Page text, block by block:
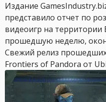
Издание
представило отчет по
видеоигр на территории
прошедшую неделю,
Свежий релиз
Frontiers of Pandora от